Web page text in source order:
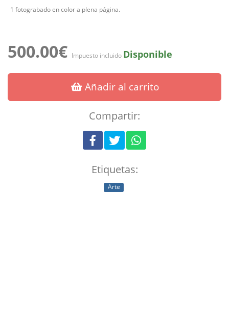
1 fotograbado en color a plena página.
500.00€ Impuesto incluido Disponible
Añadir al carrito
Compartir:
Etiquetas:
Arte